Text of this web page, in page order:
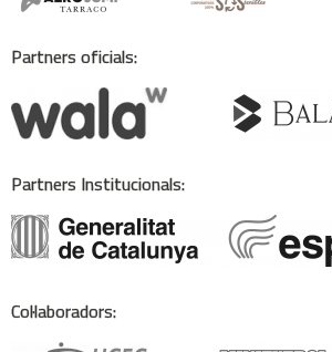
Partners oficials:
Partners Institucionals:
Col·laboradors: